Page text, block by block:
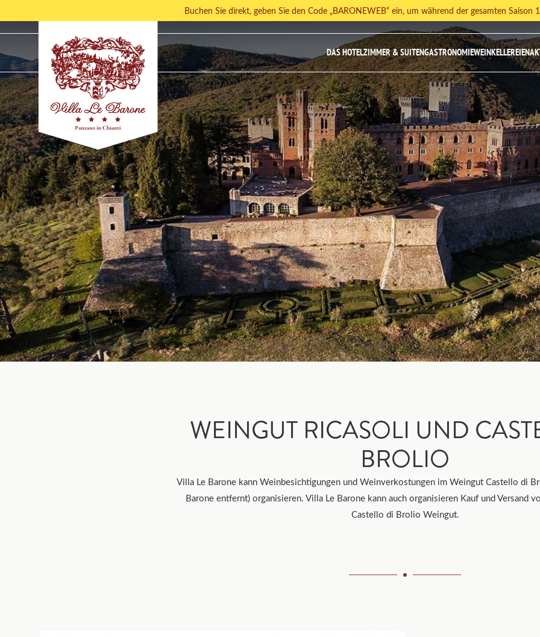
Buchen Sie direkt, geben Sie den Code „BARONEWEB“ ein, um während der gesamten Saison
DAS HOTELZIMMER & SUITENGASTRONOMIEWEINKELLEREIEN
WEINGUT RICASOLI UND
BROLIO
Villa Le Barone kann Weinbesichtigungen und Weinverkostungen im Weingut Castello di
Barone entfernt) organisieren. Villa Le Barone kann auch organisieren Kauf und Versand
Castello di Brolio Weingut.